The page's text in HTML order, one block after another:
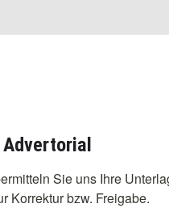
Advertorial
Sie uns Ihre
Korrektur bzw. Freigabe.